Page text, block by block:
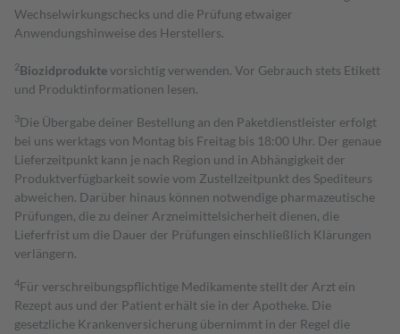
Wechselwirkungschecks und die Prüfung etwaiger
Anwendungshinweise des Herstellers.
2Biozidproduktevorsichtig verwenden. Vor Gebrauch stets Etikett
und Produktinformationen lesen.
3Die Übergabe deiner Bestellung an den Paketdienstleister erfolgt
bei uns werktags von Montag bis Freitag bis 18:00 Uhr. Der genaue
Lieferzeitpunkt kann je nach Region und in Abhängigkeit der
Produktverfügbarkeit sowie vom Zustellzeitpunkt des Spediteurs
abweichen. Darüber hinaus können notwendige pharmazeutische
Prüfungen, die zu deiner Arzneimittelsicherheit dienen, die
Lieferfrist um die Dauer der Prüfungen einschließlich Klärungen
verlängern.
4Für verschreibungspflichtige Medikamente stellt der Arzt ein
Rezept aus und der Patient erhält sie in der Apotheke. Die
gesetzliche Krankenversicherung übernimmt in der Regel die